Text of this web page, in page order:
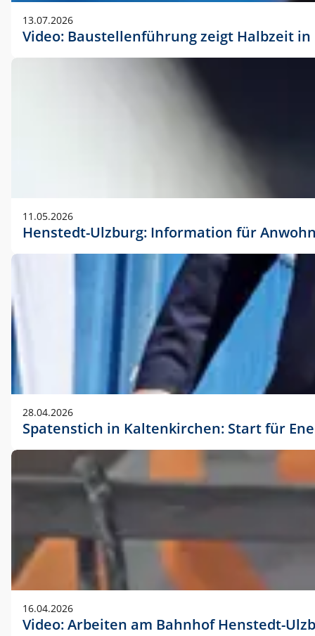
13.07.2026
Video: Baustellenführung zeigt Halbzeit
11.05.2026
Henstedt-Ulzburg: Information für
28.04.2026
Spatenstich in Kaltenkirchen: Start für
16.04.2026
Video: Arbeiten am Bahnhof Henstedt-